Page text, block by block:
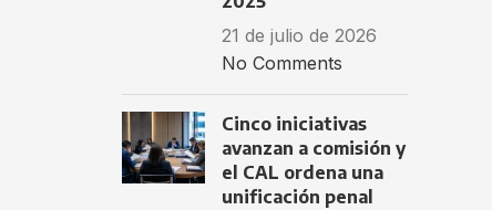
21 de julio de 2026
No Comments
Cinco iniciativas
avanzan a comisión y
el CAL ordena una
unificación penal